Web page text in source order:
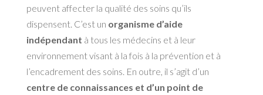
peuvent affecter la qualité des soins qu’ils
dispensent. C’est un organisme d’aide
indépendant à tous les médecins et à leur
environnement visant à la fois à la prévention et à
l’encadrement des soins. En outre, il s’agit d’un
centre de connaissances et d’un point de